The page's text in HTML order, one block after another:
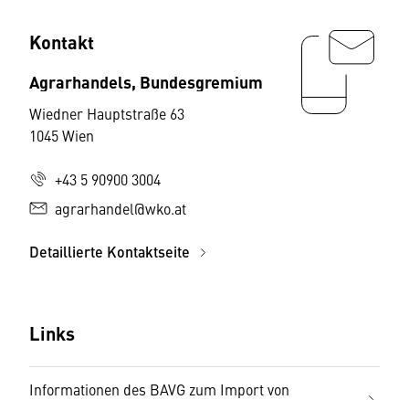
Kontakt
Agrarhandels, Bundesgremium
Wiedner Hauptstraße 63
1045 Wien
+43 5 90900 3004
agrarhandel@wko.at
Detaillierte Kontaktseite
Links
Informationen des BAVG zum Import von